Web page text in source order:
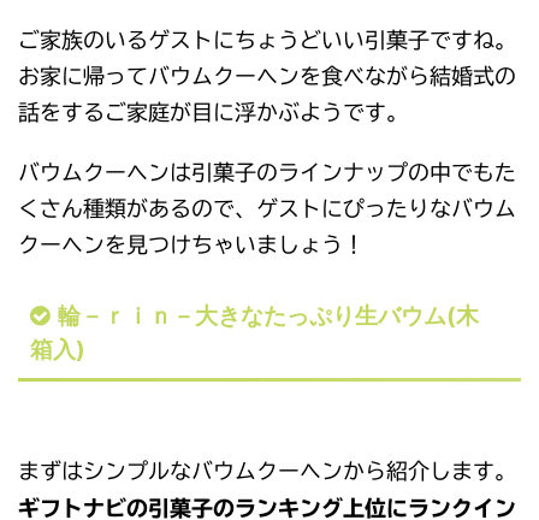
ご家族のいるゲストにちょうどいい引菓子ですね。
お家に帰ってバウムクーヘンを食べながら結婚式の
話をするご家庭が目に浮かぶようです。
バウムクーヘンは引菓子のラインナップの中でもた
くさん種類があるので、ゲストにぴったりなバウム
クーヘンを見つけちゃいましょう！
輪－ｒｉｎ－大きなたっぷり生バウム(木
箱入)
まずはシンプルなバウムクーヘンから紹介します。
ギフトナビの引菓子のランキング上位にランクイン